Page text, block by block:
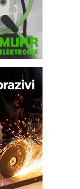
korist
40 godina